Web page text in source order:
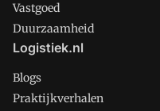
Vastgoed
Duurzaamheid
Logistiek.nl
Blogs
Praktijkverhalen